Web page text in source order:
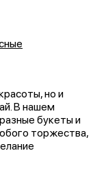
но и
В нашем
букеты и
торжества,